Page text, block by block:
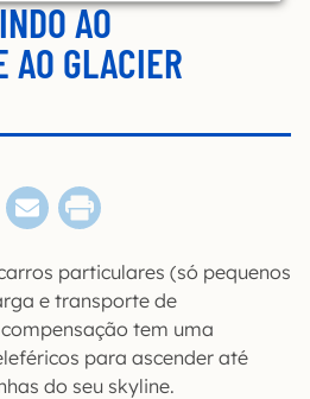
AO
AO GLACIER
particulares (só pequenos
e transporte de
tem uma
para ascender até
do seu skyline.